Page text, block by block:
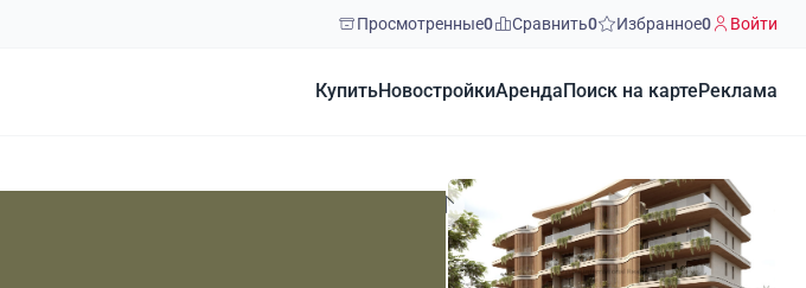
Просмотренные0 Сравнить0 Избранное0 Войти
КупитьНовостройкиАренда Поиск на карте Реклама